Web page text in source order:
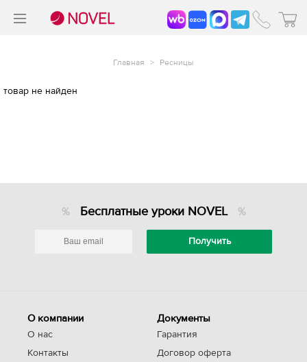
Главная > Ресницы
товар не найден
Бесплатные уроки NOVEL
О компании
О нас
Контакты
Документы
Гарантия
Договор оферта